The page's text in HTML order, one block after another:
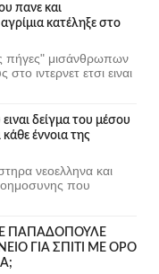
πανε και
κατέληξε στο
πήγες" μισάνθρωπων
ιντερνετ ετσι ειναι
δείγμα του μέσου
έννοια της
νεοελληνα και
που
ΠΑΠΑΔΟΠΟΥΛΕ
ΓΙΑ ΣΠΙΤΙ ΜΕ ΟΡΟ